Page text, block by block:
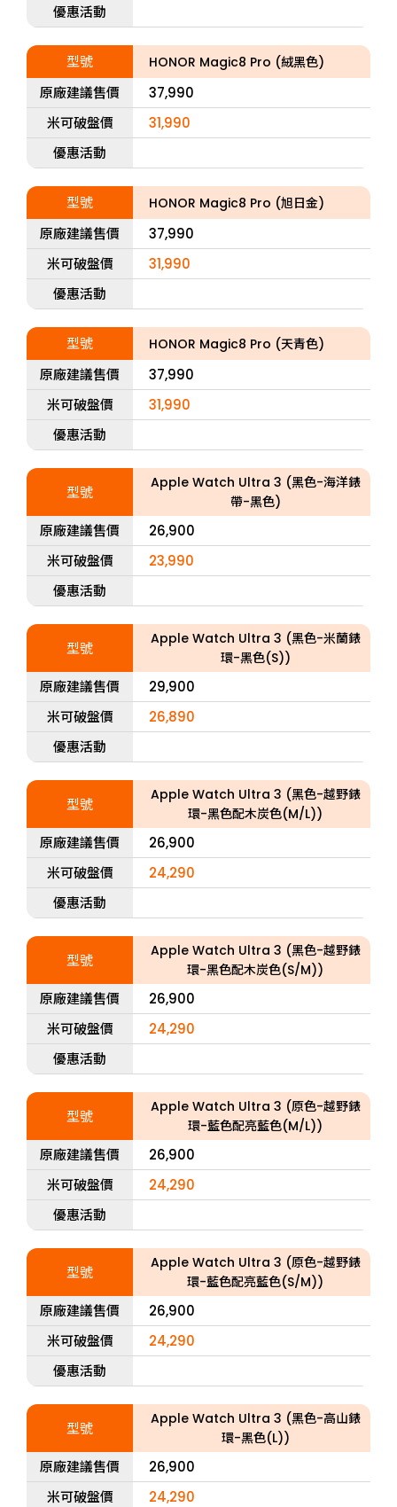
優惠活動
型號 HONOR Magic8 Pro (絨黑色)
原廠建議售價
37,990
米可破盤價
31,990
優惠活動
型號 HONOR Magic8 Pro (旭日金)
原廠建議售價
37,990
米可破盤價
31,990
優惠活動
型號 HONOR Magic8 Pro (天青色)
原廠建議售價
37,990
米可破盤價
31,990
優惠活動
型號
Apple Watch Ultra 3 (黑色-海洋錶
帶-黑色)
原廠建議售價
26,900
米可破盤價
23,990
優惠活動
型號
Apple Watch Ultra 3 (黑色-米蘭錶
環-黑色(S))
原廠建議售價
29,900
米可破盤價
26,890
優惠活動
型號
Apple Watch Ultra 3 (黑色-越野錶
環-黑色配木炭色(M/L))
原廠建議售價
26,900
米可破盤價
24,290
優惠活動
型號
Apple Watch Ultra 3 (黑色-越野錶
環-黑色配木炭色(S/M))
原廠建議售價
26,900
米可破盤價
24,290
優惠活動
型號
Apple Watch Ultra 3 (原色-越野錶
環-藍色配亮藍色(M/L))
原廠建議售價
26,900
米可破盤價
24,290
優惠活動
型號
Apple Watch Ultra 3 (原色-越野錶
環-藍色配亮藍色(S/M))
原廠建議售價
26,900
米可破盤價
24,290
優惠活動
型號
Apple Watch Ultra 3 (黑色-高山錶
環-黑色(L))
原廠建議售價
26,900
米可破盤價
24,290